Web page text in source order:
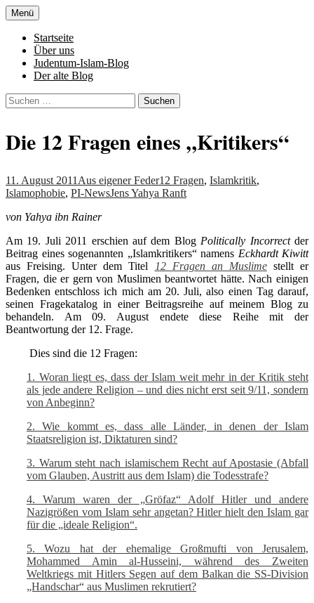
Zum
Inhalt
springen
Al-Adala.de
von allem
Menü
Startseite
Über uns
Judentum-Islam-Blog
Der alte Blog
Suchen
nach:
Die 12 Fragen eines „Kritikers“
11. August 2011 Aus eigener Feder12 Fragen, Islamkritik,
Islamophobie, PI-NewsJens Yahya Ranft
von Yahya ibn Rainer
Am 19. Juli 2011 erschien auf dem Blog Politically Incorrectder
Beitrag eines sogenannten „Islamkritikers“ namens Eckhardt Kiwitt
aus Freising. Unter dem Titel
12 Fragen an Muslime stellt er
Fragen, die er gern von Muslimen beantwortet hätte. Nach einigen
Bedenken entschloss ich mich am 20. Juli, also einen Tag darauf,
seinen Fragekatalog in einer Beitragsreihe auf meinem Blog zu
behandeln. Am 09. August endete diese Reihe mit der
Beantwortung der 12. Frage.
Dies sind die 12 Fragen:
1. Woran liegt es, dass der Islam weit mehr in der Kritik steht
als jede andere Religion – und dies nicht erst seit 9/11, sondern
von Anbeginn?
2. Wie kommt es, dass alle Länder, in denen der Islam
Staatsreligion ist, Diktaturen sind?
3. Warum steht nach islamischem Recht auf Apostasie (Abfall
vom Glauben, Austritt aus dem Islam) die Todesstrafe?
4. Warum waren der „Gröfaz“ Adolf Hitler und andere
Nazigrößen vom Islam sehr angetan? Hitler hielt den Islam gar
für die „ideale Religion“.
5. Wozu hat der ehemalige Großmufti von Jerusalem,
Mohammed Amin al-Husseini, während des Zweiten
Weltkriegs mit Hitlers Segen auf dem Balkan die SS-Division
„Handschar“ aus Muslimen rekrutiert?